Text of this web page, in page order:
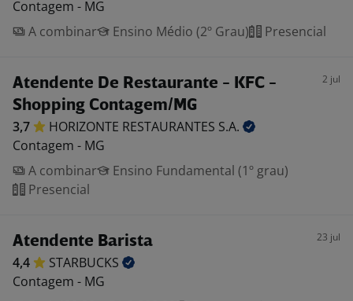
Contagem - MG
A combinar
Ensino Médio (2º Grau) Presencial
Atendente De Restaurante - KFC -
Shopping Contagem/MG
2 jul
3,7 HORIZONTE RESTAURANTES S.A.
Contagem - MG
A combinar
Ensino Fundamental (1º grau)
Presencial
Atendente Barista 23 jul
4,4
STARBUCKS
Contagem - MG